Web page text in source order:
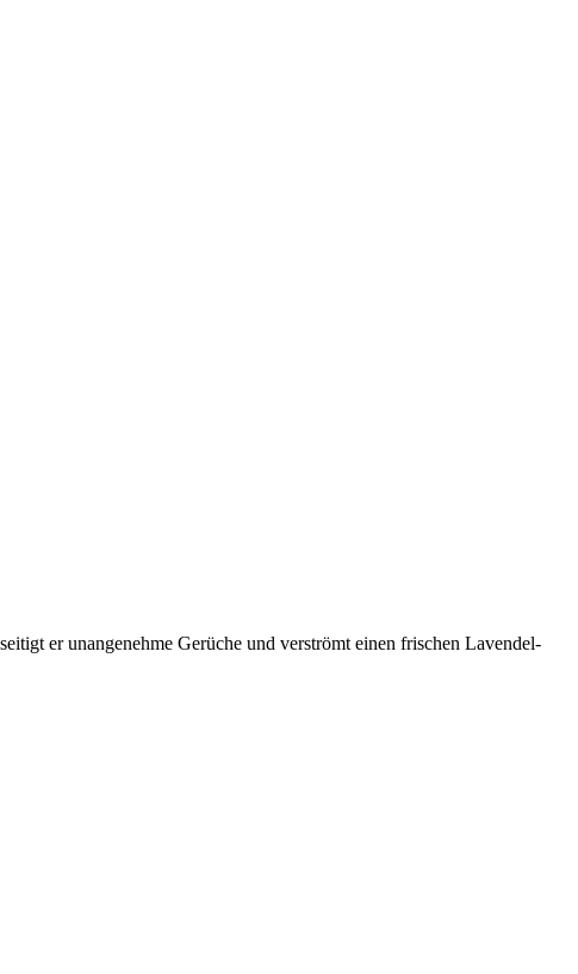
er unangenehme Gerüche und verströmt einen frischen Lavendel-